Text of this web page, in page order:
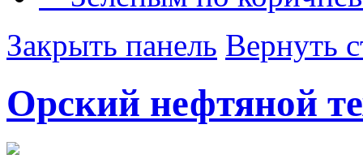
Закрыть панель Вернуть
Орский нефтяной